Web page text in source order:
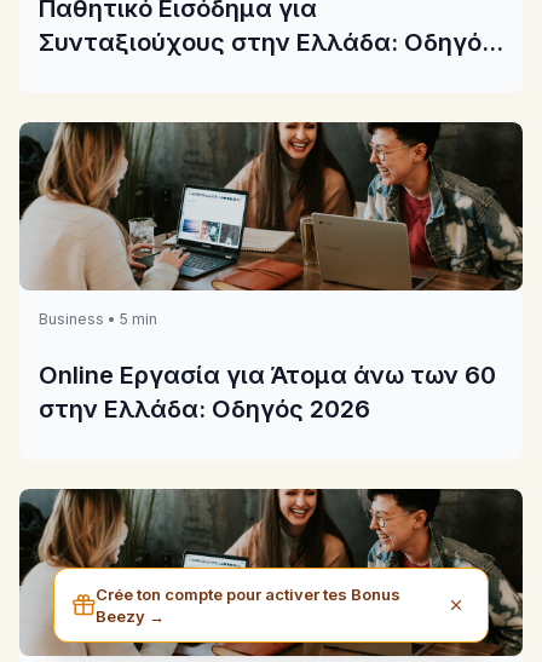
Παθητικό Εισόδημα για
Συνταξιούχους στην Ελλάδα: Οδηγός
Business • 5 min
Online Εργασία για Άτομα άνω των 60
στην Ελλάδα: Οδηγός 2026
Crée ton compte pour activer tes Bonus
Beezy →